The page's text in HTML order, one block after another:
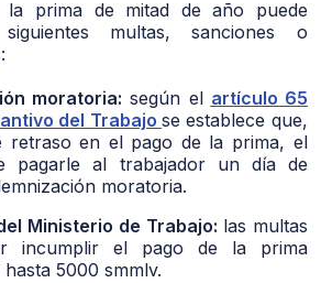
prima de mitad de año puede
multas, sanciones o
moratoria: según el artículo 65
del Trabajo se establece que,
retraso en el pago de la prima, el
pagarle al trabajador un día de
moratoria.
Ministerio de Trabajo: las multas
incumplir el pago de la prima
5000 smmlv.